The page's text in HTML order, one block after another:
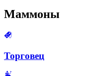
Маммоны
Торговец